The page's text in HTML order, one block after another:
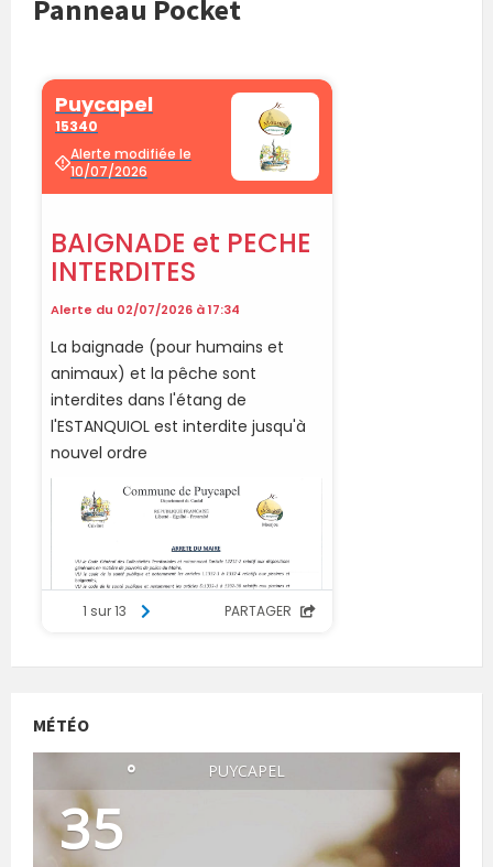
Panneau Pocket
MÉTÉO
PUYCAPEL
35
°